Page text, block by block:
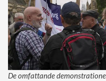
De omfattande